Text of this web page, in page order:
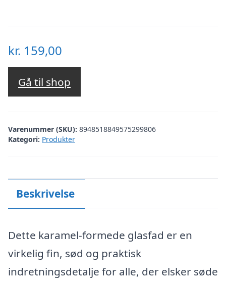
kr. 159,00
Gå til shop
Varenummer (SKU): 8948518849575299806
Kategori: Produkter
Beskrivelse
Dette karamel-formede glasfad er en
virkelig fin, sød og praktisk
indretningsdetalje for alle, der elsker søde